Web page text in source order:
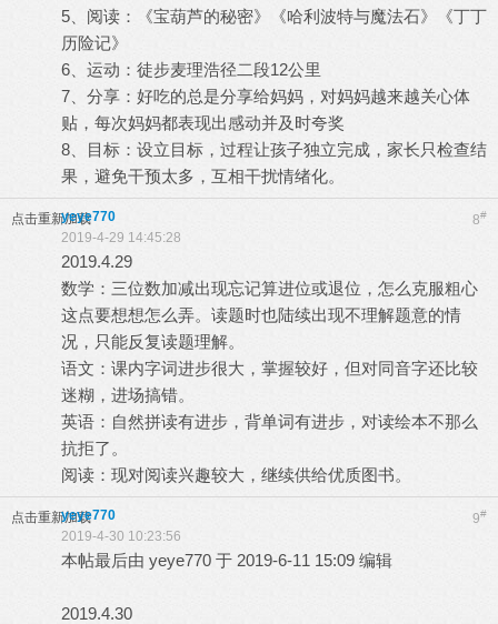
5、阅读：《宝葫芦的秘密》《哈利波特与魔法石》《丁丁
历险记》
6、运动：徒步麦理浩径二段12公里
7、分享：好吃的总是分享给妈妈，对妈妈越来越关心体
贴，每次妈妈都表现出感动并及时夸奖
8、目标：设立目标，过程让孩子独立完成，家长只检查结
果，避免干预太多，互相干扰情绪化。
点击重新加载 8#
yeye770
2019-4-29 14:45:28
2019.4.29
数学：三位数加减出现忘记算进位或退位，怎么克服粗心
这点要想想怎么弄。读题时也陆续出现不理解题意的情
况，只能反复读题理解。
语文：课内字词进步很大，掌握较好，但对同音字还比较
迷糊，进场搞错。
英语：自然拼读有进步，背单词有进步，对读绘本不那么
抗拒了。
阅读：现对阅读兴趣较大，继续供给优质图书。
点击重新加载 9#
yeye770
2019-4-30 10:23:56
本帖最后由 yeye770 于 2019-6-11 15:09 编辑
2019.4.30